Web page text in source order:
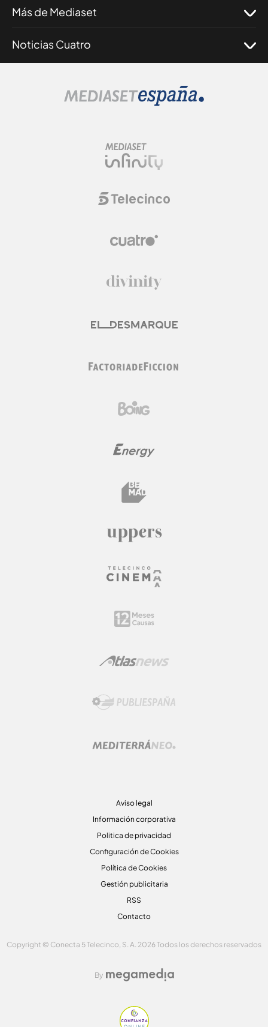
Más de Mediaset
Noticias Cuatro
Aviso legal
Información corporativa
Politica de privacidad
Configuración de Cookies
Política de Cookies
Gestión publicitaria
RSS
Contacto
Copyright © Conecta 5 Telecinco, S. A. 2026 Todos los derechos reservados
By